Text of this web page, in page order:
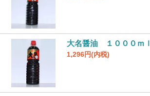
大名醤油 １０００ｍｌ
1,296円(内税)